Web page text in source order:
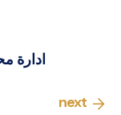
ادارة
next